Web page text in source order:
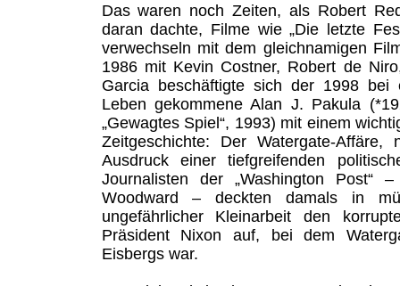
Das waren noch Zeiten, als Robert
daran dachte, Filme wie „Die letzte
verwechseln mit dem gleichnamigen
1986 mit Kevin Costner, Robert de
Garcia beschäftigte sich der 1998 bei
Leben gekommene Alan J. Pakula
„Gewagtes Spiel“, 1993) mit einem
Zeitgeschichte: Der Watergate-Affäre,
Ausdruck einer tiefgreifenden
Journalisten der „Washington Post“
Woodward – deckten damals in
ungefährlicher Kleinarbeit den
Präsident Nixon auf, bei dem
Eisbergs war.